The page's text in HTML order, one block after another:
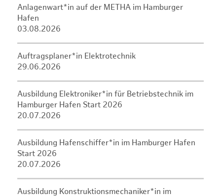
Anlagenwart*in auf der METHA im Hamburger
Hafen
03.08.2026
Auftragsplaner*in Elektrotechnik
29.06.2026
Ausbildung Elektroniker*in für Betriebstechnik im
Hamburger Hafen Start 2026
20.07.2026
Ausbildung Hafenschiffer*in im Hamburger Hafen
Start 2026
20.07.2026
Ausbildung Konstruktionsmechaniker*in im